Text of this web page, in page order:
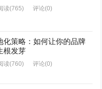
读(765) 评论(0)
化策略：如何让你的品牌
根发芽
读(760) 评论(0)